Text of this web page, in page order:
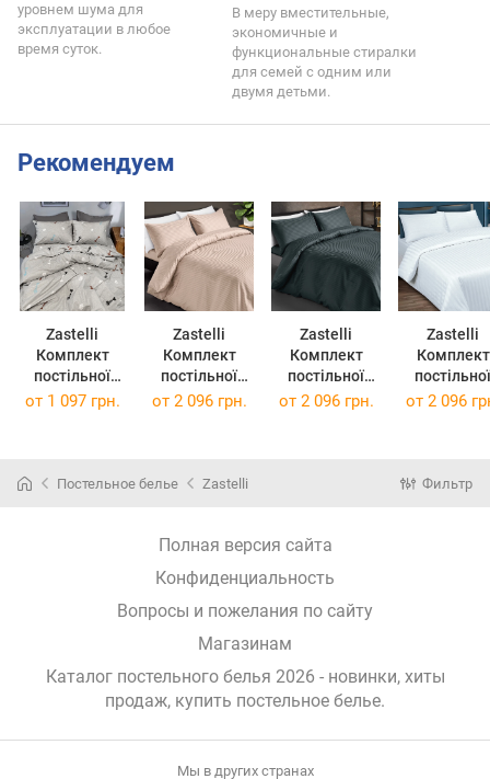
уровнем шума для
эксплуатации в любое
время суток.
В меру вместительные,
экономичные и
функциональные стиралки
для семей с одним или
двумя детьми.
Рекомендуем
Zastelli
Комплект
постільної
білизни CATS
Zastelli
Комплект
постільної
білизни Ivory
Айворі
Zastelli
Комплект
постільної
білизни 17-
Zastelli
Комплект
постільної
білизни White
Білий
от 1 097 грн. от 2 096 грн. от 2 096 грн. от 2 096
Постельное белье Zastelli Фильтр
Полная версия сайта
Конфиденциальность
Вопросы и пожелания по сайту
Магазинам
Каталог постельного белья 2026 - новинки, хиты
продаж, купить постельное белье.
Мы в других странах